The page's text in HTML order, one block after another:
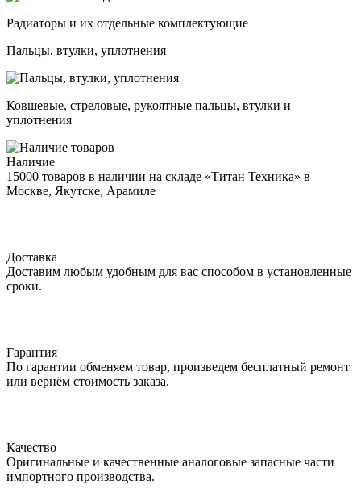
Радиаторы и их отдельные комплектующие
Пальцы, втулки, уплотнения
Ковшевые, стреловые, рукоятные пальцы, втулки и
уплотнения
Наличие
15000 товаров в наличии на складе «Титан Техника» в
Москве, Якутске, Арамиле
Доставка
Доставим любым удобным для вас способом в установленные
сроки.
Гарантия
По гарантии обменяем товар, произведем бесплатный ремонт
или вернём стоимость заказа.
Качество
Оригинальные и качественные аналоговые запасные части
импортного производства.